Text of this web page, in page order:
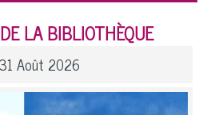
LA BIBLIOTHÈQUE
Août 2026